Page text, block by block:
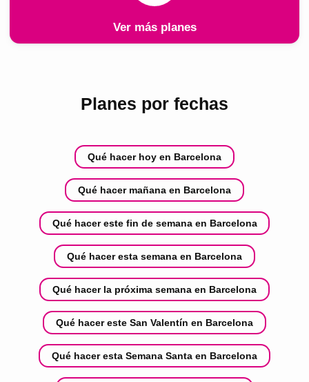
Ver más planes
Planes por fechas
Qué hacer hoy en Barcelona
Qué hacer mañana en Barcelona
Qué hacer este fin de semana en Barcelona
Qué hacer esta semana en Barcelona
Qué hacer la próxima semana en Barcelona
Qué hacer este San Valentín en Barcelona
Qué hacer esta Semana Santa en Barcelona